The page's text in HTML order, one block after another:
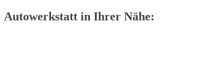
Autowerkstatt in Ihrer Nähe: